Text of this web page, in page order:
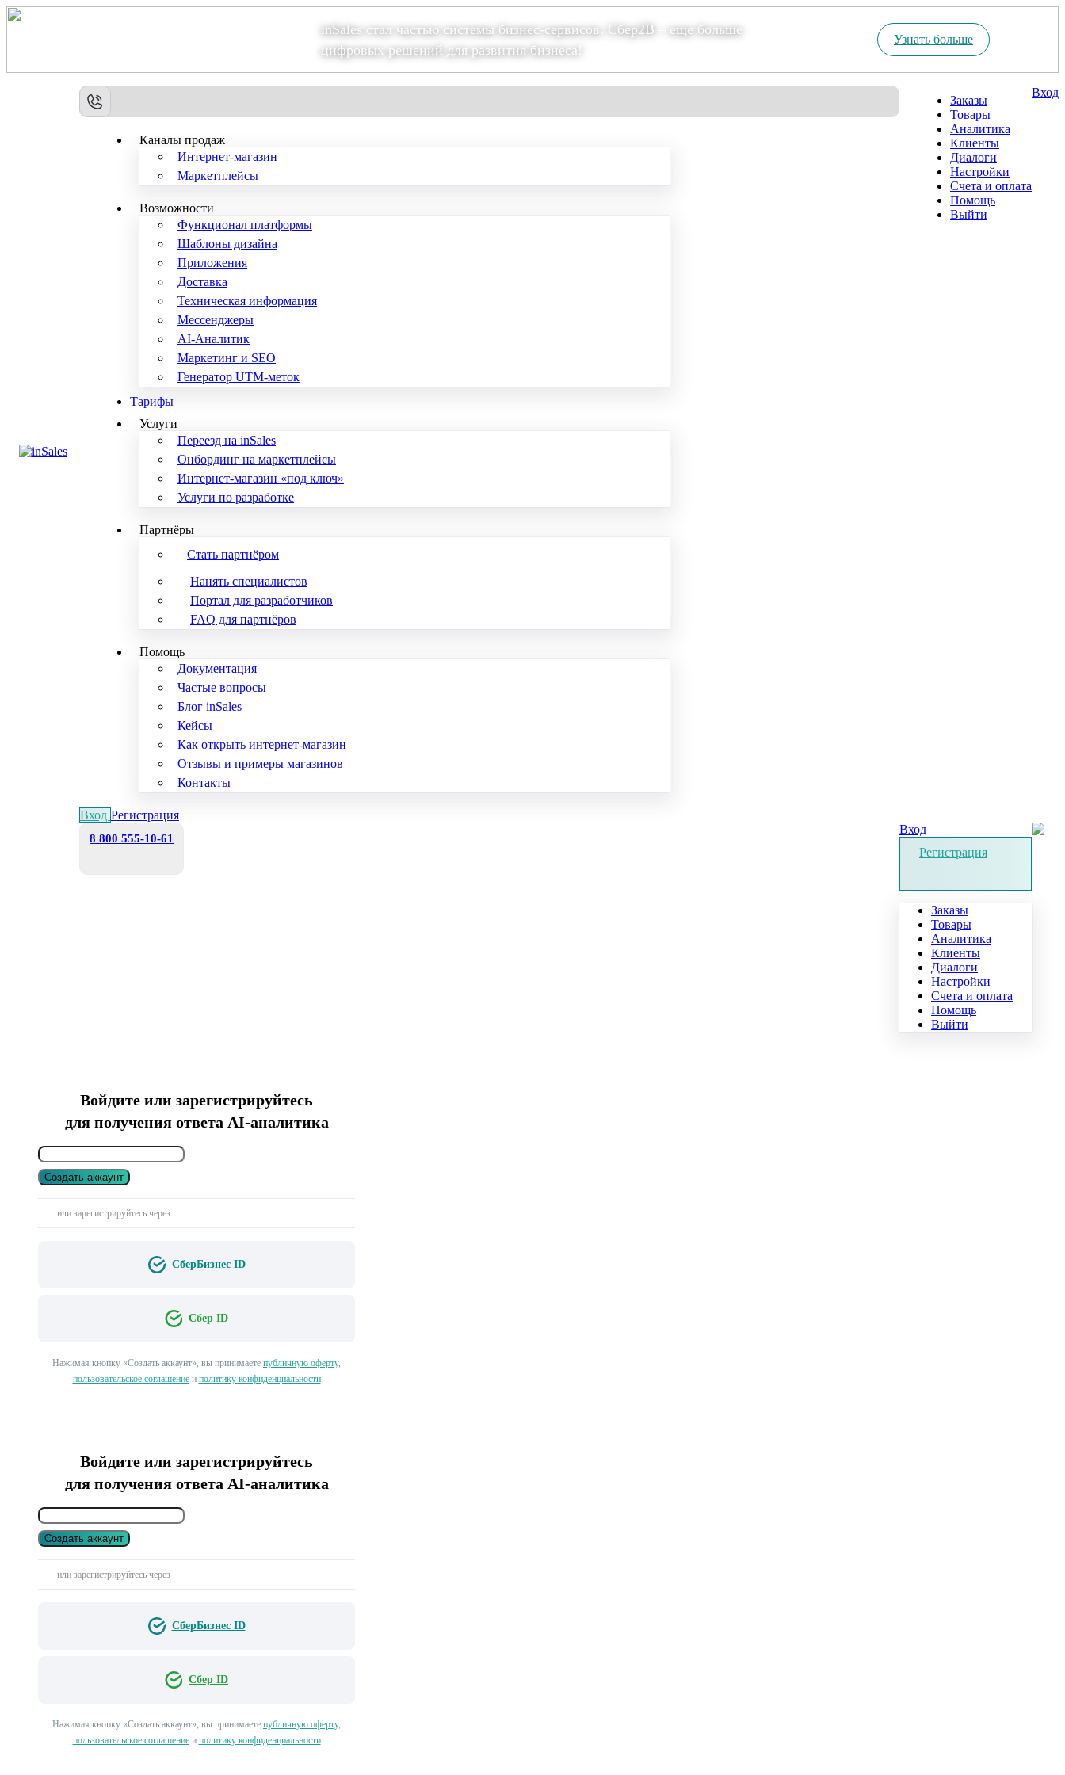
inSales стал частью системы бизнес-сервисов. Сбер2В – еще больше
цифровых решений для развития бизнеса!
Узнать больше
Каналы продаж
Интернет-магазин
Маркетплейсы
Возможности
Функционал платформы
Шаблоны дизайна
Приложения
Доставка
Техническая информация
Мессенджеры
AI-Аналитик
Маркетинг и SEO
Генератор UTM-меток
Тарифы
Услуги
Переезд на inSales
Онбординг на маркетплейсы
Интернет-магазин «под ключ»
Услуги по разработке
Партнёры
Стать партнёром
Нанять специалистов
Портал для разработчиков
FAQ для партнёров
Помощь
Документация
Частые вопросы
Блог inSales
Кейсы
Как открыть интернет-магазин
Отзывы и примеры магазинов
Контакты
Вход Регистрация
Заказы
Товары
Аналитика
Клиенты
Диалоги
Настройки
Счета и оплата
Помощь
Выйти
Вход
8 800 555-10-61
Вход
Регистрация
Заказы
Товары
Аналитика
Клиенты
Диалоги
Настройки
Счета и оплата
Помощь
Выйти
Войдите или зарегистрируйтесь
для получения ответа AI-аналитика
Создать аккаунт
или зарегистрируйтесь через
СберБизнес ID
Сбер ID
Нажимая кнопку «Создать аккаунт», вы принимаете публичную оферту,
пользовательское соглашениеи политику конфиденциальности
Войдите или зарегистрируйтесь
для получения ответа AI-аналитика
Создать аккаунт
или зарегистрируйтесь через
СберБизнес ID
Сбер ID
Нажимая кнопку «Создать аккаунт», вы принимаете публичную оферту,
пользовательское соглашениеи политику конфиденциальности